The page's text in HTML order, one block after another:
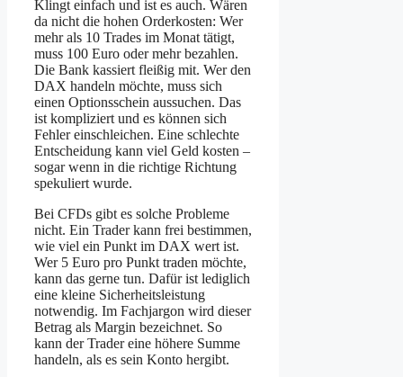
Klingt einfach und ist es auch. Wären
da nicht die hohen Orderkosten: Wer
mehr als 10 Trades im Monat tätigt,
muss 100 Euro oder mehr bezahlen.
Die Bank kassiert fleißig mit. Wer den
DAX handeln möchte, muss sich
einen Optionsschein aussuchen. Das
ist kompliziert und es können sich
Fehler einschleichen. Eine schlechte
Entscheidung kann viel Geld kosten –
sogar wenn in die richtige Richtung
spekuliert wurde.
Bei CFDs gibt es solche Probleme
nicht. Ein Trader kann frei bestimmen,
wie viel ein Punkt im DAX wert ist.
Wer 5 Euro pro Punkt traden möchte,
kann das gerne tun. Dafür ist lediglich
eine kleine Sicherheitsleistung
notwendig. Im Fachjargon wird dieser
Betrag als Margin bezeichnet. So
kann der Trader eine höhere Summe
handeln, als es sein Konto hergibt.